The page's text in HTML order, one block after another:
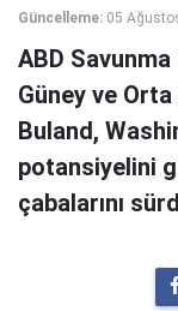
Güncelleme: 05
ABD Savunma
Güney ve
Buland,
potansiyelini
çabalarını